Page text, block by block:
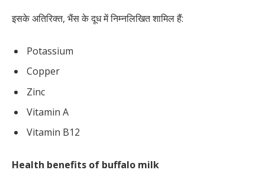
इसके अतिरिक्त, भैंस के दूध में निम्नलिखित शामिल हैं:
Potassium
Copper
Zinc
Vitamin A
Vitamin B12
Health benefits of buffalo milk